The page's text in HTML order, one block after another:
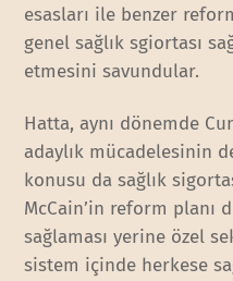
esasları ile benzer
genel sağlık sgiortası
etmesini savundular.
Hatta, aynı dönemde
adaylık mücadelesinin
konusu da sağlık
McCain’in reform planı
sağlaması yerine özel
sistem içinde herkese